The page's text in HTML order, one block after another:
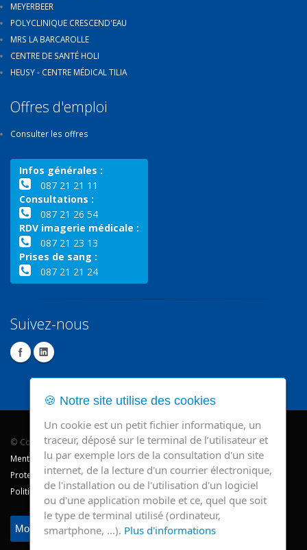
MEYERBEER
POLYCLINIQUE CRESCEND'EAU
MRS LA BARCAROLLE
CENTRE DE SANTÉ HOLI
HEUSY - CENTRE MÉDICAL TILIA
Offres d'emploi
Consulter les offres
Infos générales :
087 21 21 11
Consultations :
087 21 26 54
RDV imagerie médicale :
087 21 23 13
Prises de sang :
087 21 21 24
Suivez-nous
© Copyright 2026 - CHR Verviers.
Mentions légales
Protection des données
Politique de cookie
Modifier mes préférences
🍪 Notre site utilise des cookies
Un cookie est un petit fichier informatique, un
traceur, déposé sur le terminal de l’utilisateur et
lu par exemple lors de la consultation d'un site
internet, de la lecture d'un courrier électronique,
de l'installation ou de l'utilisation d'un logiciel
ou d'une application mobile et ce, quel que soit
le type de terminal utilisé (ordinateur,
smartphone, …). Plus d'informations